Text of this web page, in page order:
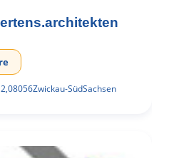
,08056Zwickau-SüdSachsen